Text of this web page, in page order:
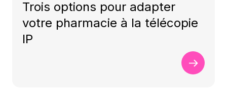
Trois options pour adapter
votre pharmacie à la télécopie
IP